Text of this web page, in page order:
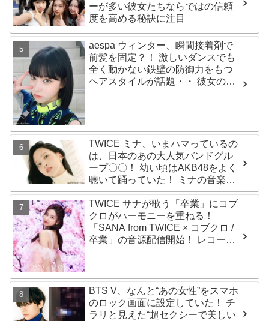
ーが多い彼女たちならではの信頼
度を高める秘訣に注目
aespa ウィンター、瞬間接着剤で
前髪を固定？！ 激しいダンスでも
全く動かない鉄壁の防御力をもつ
ヘアスタイルが話題・・ 彼女の美
TWICE ミナ、いまハマっているの
は、日本のあの大人気バンドグル
ープ〇〇！ 幼い頃はAKB48をよく
聴いて踊っていた！ ミナの音楽の
趣味が明らかに
TWICE サナが歌う「卒業」にコブ
クロがハーモニーを重ねる！
「SANA from TWICE × コブクロ /
卒業」の音源配信開始！ レコーデ
BTS V、なんと“あの女性”をスマホ
のロック画面に設定していた！ チ
ラリと見えた“超セクシーで美しい